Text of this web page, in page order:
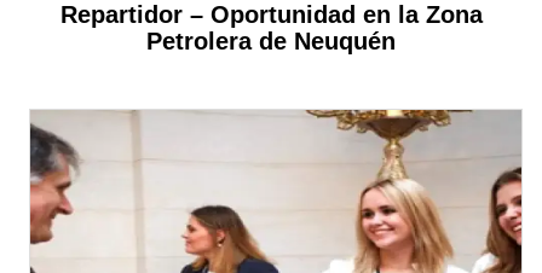
Repartidor – Oportunidad en la Zona
Petrolera de Neuquén